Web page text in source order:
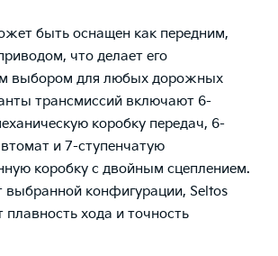
быть оснащен как передним,
что делает его
выбором для любых дорожных
трансмиссий включают 6-
коробку передач, 6-
и 7-ступенчатую
коробку с двойным сцеплением.
выбранной конфигурации, Seltos
плавность хода и точность